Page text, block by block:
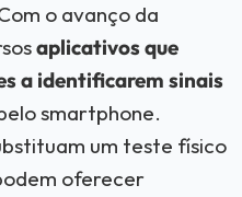
o avanço da
aplicativos que
a identificarem sinais
smartphone.
um teste físico
oferecer